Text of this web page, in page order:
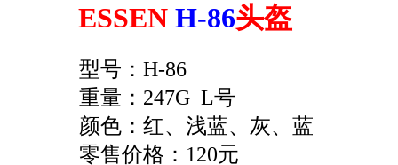
ESSEN H-86头盔
型号：H-86
重量：247G L号
颜色：红、浅蓝、灰、蓝
零售价格：120元